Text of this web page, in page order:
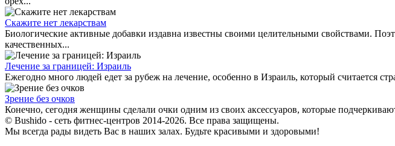
Скажите нет лекарствам
Биологические активные добавки издавна известны своими целительными свойствами.
качественных...
Лечение за границей: Израиль
Ежегодно много людей едет за рубеж на лечение, особенно в Израиль, который считается
Зрение без очков
Конечно, сегодня женщины сделали очки одним из своих аксессуаров, которые
© Bushido - сеть фитнес-центров 2014-2026. Все права защищены.
Мы всегда рады видеть Вас в наших залах. Будьте красивыми и здоровыми!